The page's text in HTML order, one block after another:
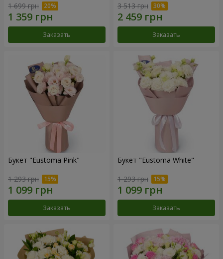
1 699 грн
Заказать
3 513 грн
Заказать
Букет "Eustoma Pink"
1 293 грн
Заказать
Букет "Eustoma White"
1 293 грн
Заказать